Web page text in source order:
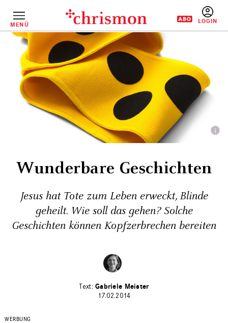
InhaltMENÜ
Wunderbare Geschichten
Jesus hat Tote zum Leben erweckt, Blinde
geheilt. Wie soll das gehen? Solche
Geschichten können Kopfzerbrechen bereiten
Gabriele Meister
17.02.2014